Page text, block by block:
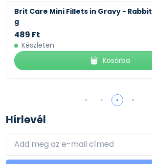
Mini Fillets in Gravy - Rabbit & Salmon 85
Hírlevél